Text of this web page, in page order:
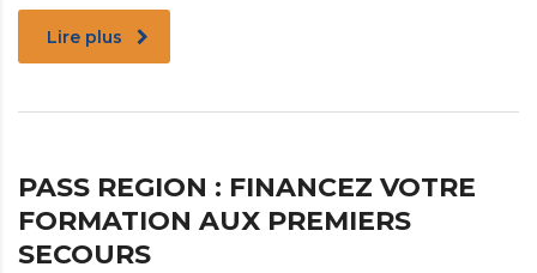
Lire plus
PASS REGION : FINANCEZ VOTRE
FORMATION AUX PREMIERS
SECOURS